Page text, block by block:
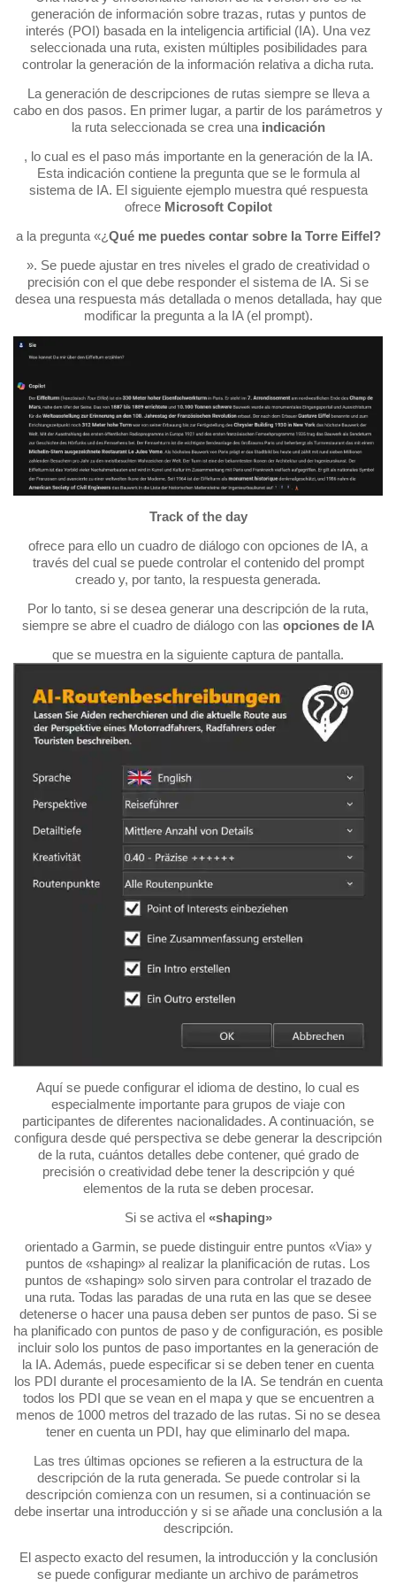
generación de información sobre trazas, rutas y puntos de
interés (POI) basada en la inteligencia artificial (IA). Una vez
seleccionada una ruta, existen múltiples posibilidades para
controlar la generación de la información relativa a dicha ruta.
La generación de descripciones de rutas siempre se lleva a
cabo en dos pasos. En primer lugar, a partir de los parámetros y
la ruta seleccionada se crea una indicación
, lo cual es el paso más importante en la generación de la IA.
Esta indicación contiene la pregunta que se le formula al
sistema de IA. El siguiente ejemplo muestra qué respuesta
ofrece Microsoft Copilot
a la pregunta «¿Qué me puedes contar sobre la Torre Eiffel?
». Se puede ajustar en tres niveles el grado de creatividad o
precisión con el que debe responder el sistema de IA. Si se
desea una respuesta más detallada o menos detallada, hay que
modificar la pregunta a la IA (el prompt).
Track of the day
ofrece para ello un cuadro de diálogo con opciones de IA, a
través del cual se puede controlar el contenido del prompt
creado y, por tanto, la respuesta generada.
Por lo tanto, si se desea generar una descripción de la ruta,
siempre se abre el cuadro de diálogo con las opciones de IA
que se muestra en la siguiente captura de pantalla.
Aquí se puede configurar el idioma de destino, lo cual es
especialmente importante para grupos de viaje con
participantes de diferentes nacionalidades. A continuación, se
configura desde qué perspectiva se debe generar la descripción
de la ruta, cuántos detalles debe contener, qué grado de
precisión o creatividad debe tener la descripción y qué
elementos de la ruta se deben procesar.
Si se activa el «shaping»
orientado a Garmin, se puede distinguir entre puntos «Via» y
puntos de «shaping» al realizar la planificación de rutas. Los
puntos de «shaping» solo sirven para controlar el trazado de
una ruta. Todas las paradas de una ruta en las que se desee
detenerse o hacer una pausa deben ser puntos de paso. Si se
ha planificado con puntos de paso y de configuración, es posible
incluir solo los puntos de paso importantes en la generación de
la IA. Además, puede especificar si se deben tener en cuenta
los PDI durante el procesamiento de la IA. Se tendrán en cuenta
todos los PDI que se vean en el mapa y que se encuentren a
menos de 1000 metros del trazado de las rutas. Si no se desea
tener en cuenta un PDI, hay que eliminarlo del mapa.
Las tres últimas opciones se refieren a la estructura de la
descripción de la ruta generada. Se puede controlar si la
descripción comienza con un resumen, si a continuación se
debe insertar una introducción y si se añade una conclusión a la
descripción.
El aspecto exacto del resumen, la introducción y la conclusión
se puede configurar mediante un archivo de parámetros